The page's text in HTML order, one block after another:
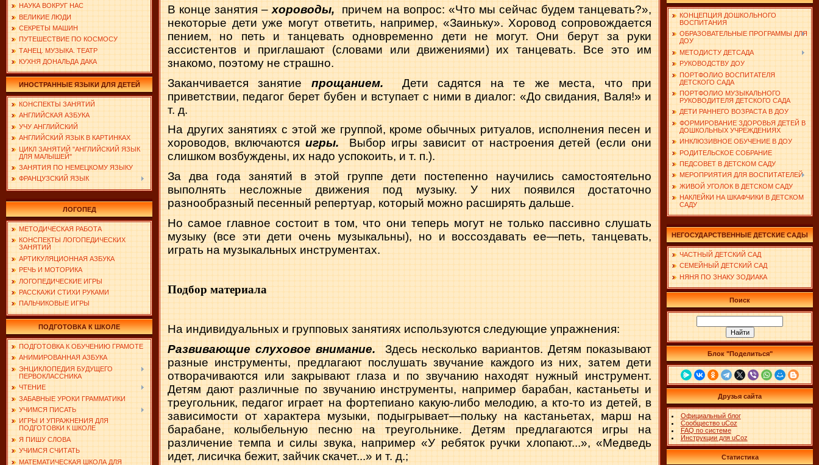
НАУКА ВОКРУГ НАС
ВЕЛИКИЕ ЛЮДИ
СЕКРЕТЫ МАШИН
ПУТЕШЕСТВИЕ ПО КОСМОСУ
ТАНЕЦ. МУЗЫКА. ТЕАТР
КУХНЯ ДОНАЛЬДА ДАКА
ИНОСТРАННЫЕ ЯЗЫКИ ДЛЯ ДЕТЕЙ
КОНСПЕКТЫ ЗАНЯТИЙ
АНГЛИЙСКАЯ АЗБУКА
УЧУ АНГЛИЙСКИЙ
АНГЛИЙСКИЙ ЯЗЫК В КАРТИНКАХ
ЦИКЛ ЗАНЯТИЙ "АНГЛИЙСКИЙ ЯЗЫК
ДЛЯ МАЛЫШЕЙ"
ЗАНЯТИЯ ПО НЕМЕЦКОМУ ЯЗЫКУ
ФРАНЦУЗСКИЙ ЯЗЫК
ЛОГОПЕД
МЕТОДИЧЕСКАЯ РАБОТА
КОНСПЕКТЫ ЛОГОПЕДИЧЕСКИХ
ЗАНЯТИЙ
АРТИКУЛЯЦИОННАЯ АЗБУКА
РЕЧЬ И МОТОРИКА
ЛОГОПЕДИЧЕСКИЕ ИГРЫ
РАССКАЖИ СТИХИ РУКАМИ
ПАЛЬЧИКОВЫЕ ИГРЫ
ПОДГОТОВКА К ШКОЛЕ
ПОДГОТОВКА К ОБУЧЕНИЮ ГРАМОТЕ
АНИМИРОВАННАЯ АЗБУКА
ЭНЦИКЛОПЕДИЯ БУДУЩЕГО
ПЕРВОКЛАССНИКА
ЧТЕНИЕ
ЗАБАВНЫЕ УРОКИ ГРАММАТИКИ
УЧИМСЯ ПИСАТЬ
ИГРЫ И УПРАЖНЕНИЯ ДЛЯ
ПОДГОТОВКИ К ШКОЛЕ
Я ПИШУ СЛОВА
УЧИМСЯ СЧИТАТЬ
МАТЕМАТИЧЕСКАЯ ШКОЛА ДЛЯ
В конце занятия –хороводы,
причем на вопрос: «Что мы сейчас будем танцевать?»,
некоторые дети уже могут ответить, например, «Заиньку». Хоровод сопровождается
пением, но петь и танцевать одновременно дети не могут. Они берут за руки
ассистентов и приглашают (словами или движениями) их танцевать. Все это им
знакомо, поэтому не страшно.
Заканчивается занятие прощанием.
Дети садятся на те же места, что при
приветствии, педагог берет бубен и вступает с ними в диалог: «До свидания, Валя!» и
т. д.
На других занятиях с этой же группой, кроме обычных ритуалов, исполнения песен и
хороводов, включаются игры.
Выбор игры зависит от настроения детей (если они
слишком возбуждены, их надо успокоить, и т. п.).
За два года занятий в этой группе дети постепенно научились самостоятельно
выполнять несложные движения под музыку. У них появился достаточно
разнообразный песенный репертуар, который можно расширять дальше.
Но самое главное состоит в том, что они теперь могут не только пассивно слушать
музыку (все эти дети очень музыкальны), но и воссоздавать ее—петь, танцевать,
играть на музыкальных инструментах.
Подбор материала
На индивидуальных и групповых занятиях используются следующие упражнения:
Развивающие слуховое внимание.
Здесь несколько вариантов. Детям показывают
разные инструменты, предлагают послушать звучание каждого из них, затем дети
отворачиваются или закрывают глаза и по звучанию находят нужный инструмент.
Детям дают различные по звучанию инструменты, например барабан, кастаньеты и
треугольник, педагог играет на фортепиано какую-либо мелодию, а кто-то из детей, в
зависимости от характера музыки, подыгрывает—польку на кастаньетах, марш на
барабане, колыбельную песню на треугольнике. Детям предлагаются игры на
различение темпа и силы звука, например «У ребяток ручки хлопают...», «Медведь
идет, лисичка бежит, зайчик скачет...» и т. д.;
КОНЦЕПЦИЯ ДОШКОЛЬНОГО
ВОСПИТАНИЯ
ОБРАЗОВАТЕЛЬНЫЕ ПРОГРАММЫ ДЛЯ
ДОУ
МЕТОДИСТУ ДЕТСАДА
РУКОВОДСТВУ ДОУ
ПОРТФОЛИО ВОСПИТАТЕЛЯ
ДЕТСКОГО САДА
ПОРТФОЛИО МУЗЫКАЛЬНОГО
РУКОВОДИТЕЛЯ ДЕТСКОГО САДА
ДЕТИ РАННЕГО ВОЗРАСТА В ДОУ
ФОРМИРОВАНИЕ ЗДОРОВЬЯ ДЕТЕЙ В
ДОШКОЛЬНЫХ УЧРЕЖДЕНИЯХ
ИНКЛЮЗИВНОЕ ОБУЧЕНИЕ В ДОУ
РОДИТЕЛЬСКОЕ СОБРАНИЕ
ПЕДСОВЕТ В ДЕТСКОМ САДУ
МЕРОПРИЯТИЯ ДЛЯ ВОСПИТАТЕЛЕЙ
ЖИВОЙ УГОЛОК В ДЕТСКОМ САДУ
НАКЛЕЙКИ НА ШКАФЧИКИ В ДЕТСКОМ
САДУ
НЕГОСУДАРСТВЕННЫЕ ДЕТСКИЕ САДЫ
ЧАСТНЫЙ ДЕТСКИЙ САД
СЕМЕЙНЫЙ ДЕТСКИЙ САД
НЯНЯ ПО ЗНАКУ ЗОДИАКА
Поиск
Блок "Поделиться"
Друзья сайта
Официальный блог
Сообщество uCoz
FAQ по системе
Инструкции для uCoz
Статистика